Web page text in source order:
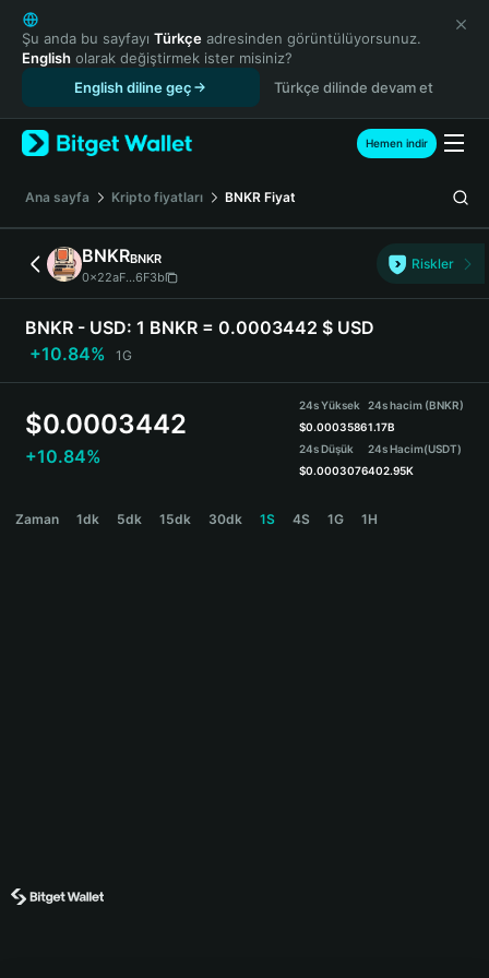
English
日本語
Tiếng Việt
Español (Latinoamérica)
Türkçe
Français
Deutsch
简体中文
繁體中文
Português (Portugal)
Bahasa Indonesia
ภาษาไทย
हिन्दी
Español
Português (Brasil)
Şu anda bu sayfayı Türkçe adresinden görüntülüyorsunuz.
English olarak değiştirmek ister misiniz?
English diline geç
Türkçe dilinde devam et
Hemen indir
Ana sayfa Kripto fiyatları BNKR Fiyat
BNKRBNKR
0x22aF...6F3b
Riskler
BNKR - USD: 1 BNKR = 0.0003442 $ USD
+10.84%
1G
$0.0003442
+10.84%
24s Yüksek
$0.0003586
24s Düşük
$0.0003076
24s hacim (BNKR)
1.17B
24s Hacim(USDT)
402.95K
Zaman 1dk 5dk 15dk 30dk 1S 4S 1G 1H